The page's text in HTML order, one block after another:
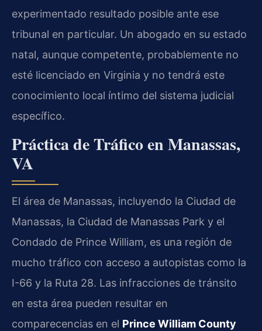
experimentado resultado posible ante ese
tribunal en particular. Un abogado en su estado
natal, aunque competente, probablemente no
esté licenciado en Virginia y no tendrá este
conocimiento local íntimo del sistema judicial
específico.
Práctica de Tráfico en Manassas,
VA
El área de Manassas, incluyendo la Ciudad de
Manassas, la Ciudad de Manassas Park y el
Condado de Prince William, es una región de
mucho tráfico con acceso a autopistas como la
I-66 y la Ruta 28. Las infracciones de tránsito
en esta área pueden resultar en
comparecencias en el Prince William County